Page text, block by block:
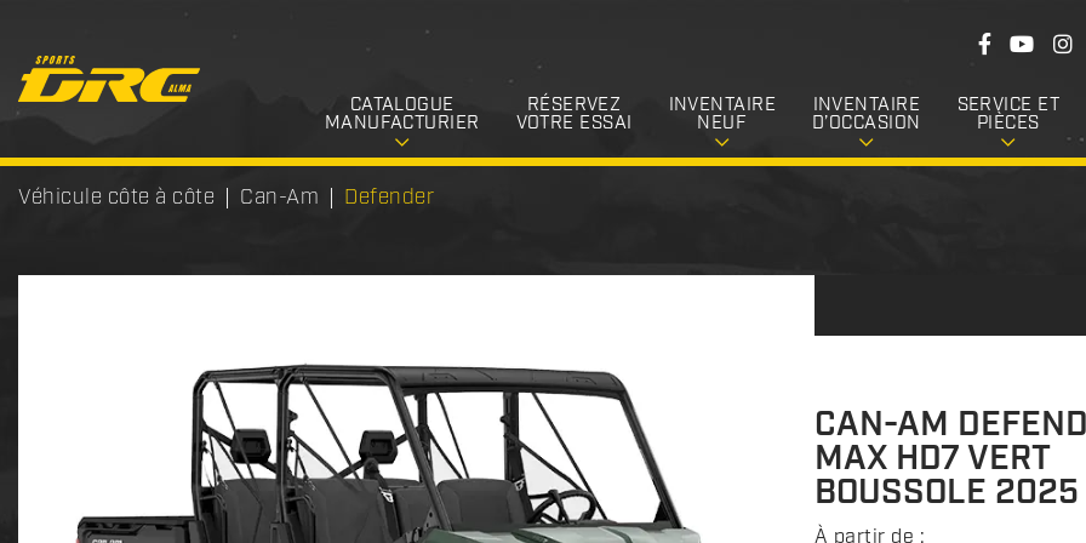
CATALOGUE
MANUFACTURIER
RÉSERVEZ
VOTRE ESSAI
INVENTAIRE
NEUF
INVENTAIRE
D’OCCASION
SERVICE ET
PIÈCES
S
i
v
e
z
F
e
b
o
k
Y
T
u
b
e
I
t
a
Véhicule côte à côte Can-Am Defender
CAN-AM
MAX HD7 VERT
BOUSSOLE 2025
À partir de :